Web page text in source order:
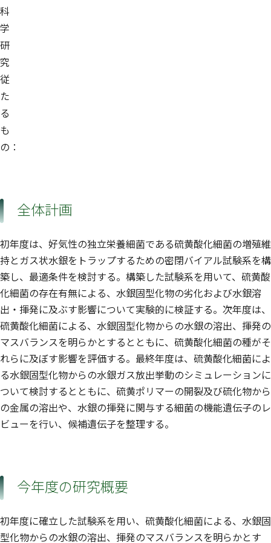
科
学
研
究
従
た
る
も
の：
全体計画
初年度は、好気性の独立栄養細菌である硫黄酸化細菌の増殖維
持とガス状水銀をトラップするための密閉バイアル試験系を構
築し、最適条件を検討する。構築した試験系を用いて、硫黄酸
化細菌の存在有無による、水銀固型化物の劣化および水銀溶
出・揮発に及ぶす影響について実験的に検証する。次年度は、
硫黄酸化細菌による、水銀固型化物からの水銀の溶出、揮発の
マスバランスを明らかとするとともに、硫黄酸化細菌の種がそ
れらに及ぼす影響を評価する。最終年度は、硫黄酸化細菌によ
る水銀固型化物からの水銀ガス放出挙動のシミュレーションに
ついて検討するとともに、硫黄ポリマーの開裂及び硫化物から
の金属の溶出や、水銀の揮発に関与する細菌の機能遺伝子のレ
ビューを行い、候補遺伝子を整理する。
今年度の研究概要
初年度に確立した試験系を用い、硫黄酸化細菌による、水銀固
型化物からの水銀の溶出、揮発のマスバランスを明らかとす